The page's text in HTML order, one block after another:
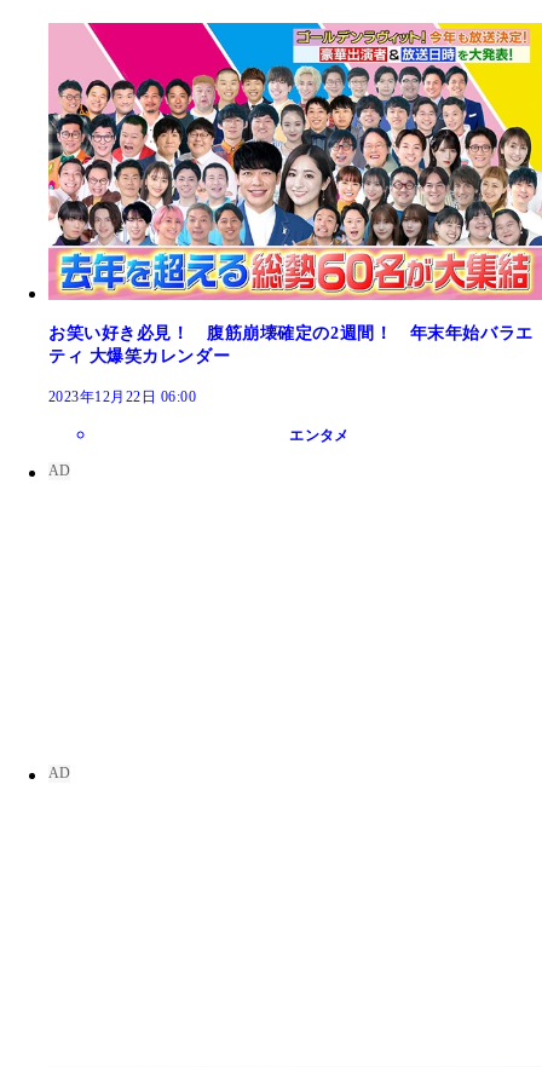
お笑い好き必見！ 腹筋崩壊確定の2週間！ 年末年始バラエ
ティ 大爆笑カレンダー
2023年12月22日 06:00
エンタメ